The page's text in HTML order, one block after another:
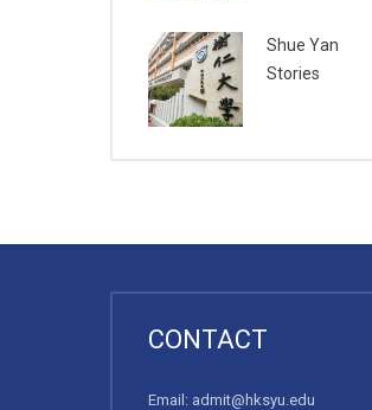
Shue Yan
Stories
CONTACT
Email: admit@hksyu.edu